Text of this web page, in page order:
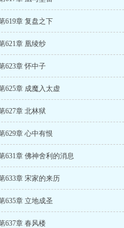
619章 复盘之下
621章 凰绫纱
623章 怀中子
625章 成魔入太虚
627章 北林狱
629章 心中有恨
631章 佛神舍利的消息
633章 宋家的来历
635章 立地成圣
637章 春风楼